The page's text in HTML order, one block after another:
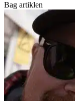
Bag artiklen